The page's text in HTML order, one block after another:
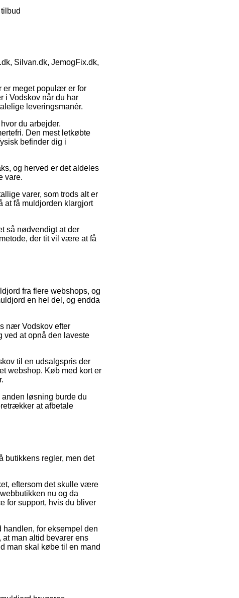
Silvan.dk, JemogFix.dk,
er meget populær er for
i Vodskov når du har
leveringsmanér.
du arbejder.
Den mest letkøbte
befinder dig i
og herved er det aldeles
vare.
varer, som trods alt er
at få muldjorden klargjort
så nødvendigt at der
der tit vil være at få
fra flere webshops, og
en hel del, og endda
nær Vodskov efter
ved at opnå den laveste
til en udsalgspris der
webshop. Køb med kort er
løsning burde du
at afbetale
butikkens regler, men det
eftersom det skulle være
nu og da
for support, hvis du bliver
for eksempel den
at man altid bevarer ens
man skal købe til en mand